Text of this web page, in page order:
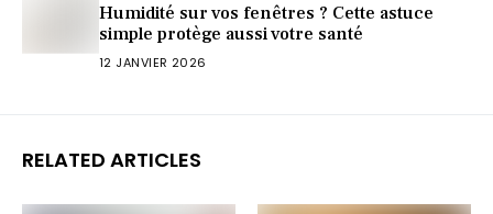
Humidité sur vos fenêtres ? Cette astuce
simple protège aussi votre santé
12 JANVIER 2026
RELATED ARTICLES